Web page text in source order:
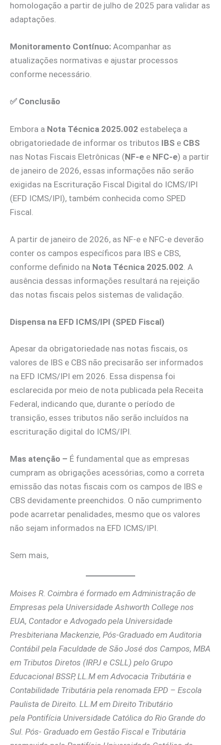
homologação a partir de julho de 2025 para validar as
adaptações.
Monitoramento Contínuo: Acompanhar as
atualizações normativas e ajustar processos
conforme necessário.
✅Conclusão
Embora a Nota Técnica 2025.002 estabeleça a
obrigatoriedade de informar os tributos IBS e CBS
nas Notas Fiscais Eletrônicas (NF-e e NFC-e) a partir
de janeiro de 2026, essas informações não serão
exigidas na Escrituração Fiscal Digital do ICMS/IPI
(EFD ICMS/IPI), também conhecida como SPED
Fiscal.
A partir de janeiro de 2026, as NF-e e NFC-e deverão
conter os campos específicos para IBS e CBS,
conforme definido na Nota Técnica 2025.002 . A
ausência dessas informações resultará na rejeição
das notas fiscais pelos sistemas de validação.
Dispensa na EFD ICMS/IPI (SPED Fiscal)
Apesar da obrigatoriedade nas notas fiscais, os
valores de IBS e CBS não precisarão ser informados
na EFD ICMS/IPI em 2026. Essa dispensa foi
esclarecida por meio de nota publicada pela Receita
Federal, indicando que, durante o período de
transição, esses tributos não serão incluídos na
escrituração digital do ICMS/IPI.
Mas atenção – É fundamental que as empresas
cumpram as obrigações acessórias, como a correta
emissão das notas fiscais com os campos de IBS e
CBS devidamente preenchidos. O não cumprimento
pode acarretar penalidades, mesmo que os valores
não sejam informados na EFD ICMS/IPI.
Sem mais,
Moises R. Coimbra é formado em Administração de
Empresas pela Universidade Ashworth College nos
EUA, Contador e Advogado pela Universidade
Presbiteriana Mackenzie, Pós-Graduado em Auditoria
Contábil pela Faculdade de São José dos Campos, MBA
em Tributos Diretos (IRPJ e CSLL) pelo Grupo
Educacional BSSP, LL.M em Advocacia Tributária e
Contabilidade Tributária pela renomada EPD – Escola
Paulista de Direito. LL.M em Direito Tributário
pela Pontifícia Universidade Católica do Rio Grande do
Sul. Pós- Graduado em Gestão Fiscal e Tributária